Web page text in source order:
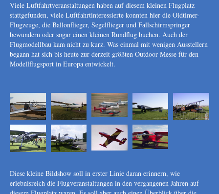
Viele Luftfahrtveranstaltungen haben auf diesem kleinen Flugplatz
stattgefunden, viele Luftfahrtinteressierte konnten hier die Oldtimer-
Flugzeuge, die Ballonflieger, Segelflieger und Fallschirmspringer
bewundern oder sogar einen kleinen Rundflug buchen. Auch der
Flugmodellbau kam nicht zu kurz. Was einmal mit wenigen Ausstellern
begann hat sich bis heute zur derzeit größten Outdoor-Messe für den
Modellflugsport in Europa entwickelt.
Diese kleine Bildshow soll in erster Linie daran erinnern, wie
erlebnisreich die Flugveranstaltungen in den vergangenen Jahren auf